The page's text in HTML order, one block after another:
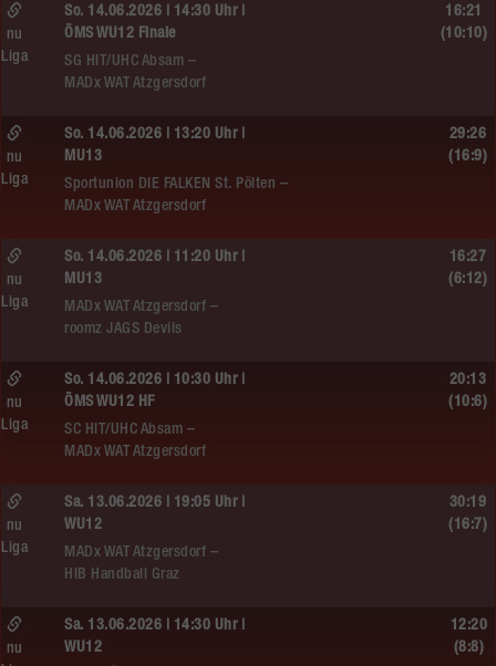
So. 14.06.2026 | 14:30 Uhr |
ÖMS WU12 Finale
SG HIT/UHC Absam –
MADx WAT Atzgersdorf
nu
Liga
16:21
(10:10)
So. 14.06.2026 | 13:20 Uhr |
MU13
Sportunion DIE FALKEN St. Pölten –
MADx WAT Atzgersdorf
nu
Liga
29:26
(16:9)
So. 14.06.2026 | 11:20 Uhr |
MU13
MADx WAT Atzgersdorf –
roomz JAGS Devils
nu
Liga
16:27
(6:12)
So. 14.06.2026 | 10:30 Uhr |
ÖMS WU12 HF
SC HIT/UHC Absam –
MADx WAT Atzgersdorf
nu
Liga
20:13
(10:6)
Sa. 13.06.2026 | 19:05 Uhr |
WU12
MADx WAT Atzgersdorf –
HIB Handball Graz
nu
Liga
30:19
(16:7)
Sa. 13.06.2026 | 14:30 Uhr |
WU12
nu
12:20
(8:8)